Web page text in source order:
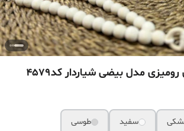
مدل بیضی شیاردار کد4579
سفید طوسی